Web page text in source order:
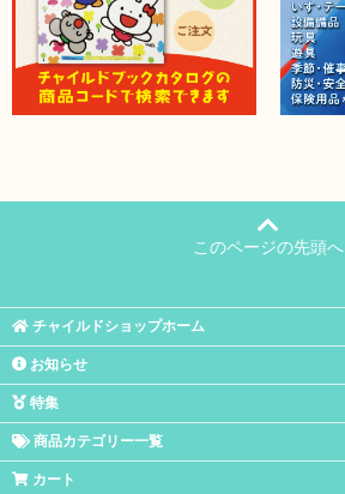
このページの先頭へ
チャイルドショップホーム
お知らせ
特集
商品カテゴリー一覧
カート